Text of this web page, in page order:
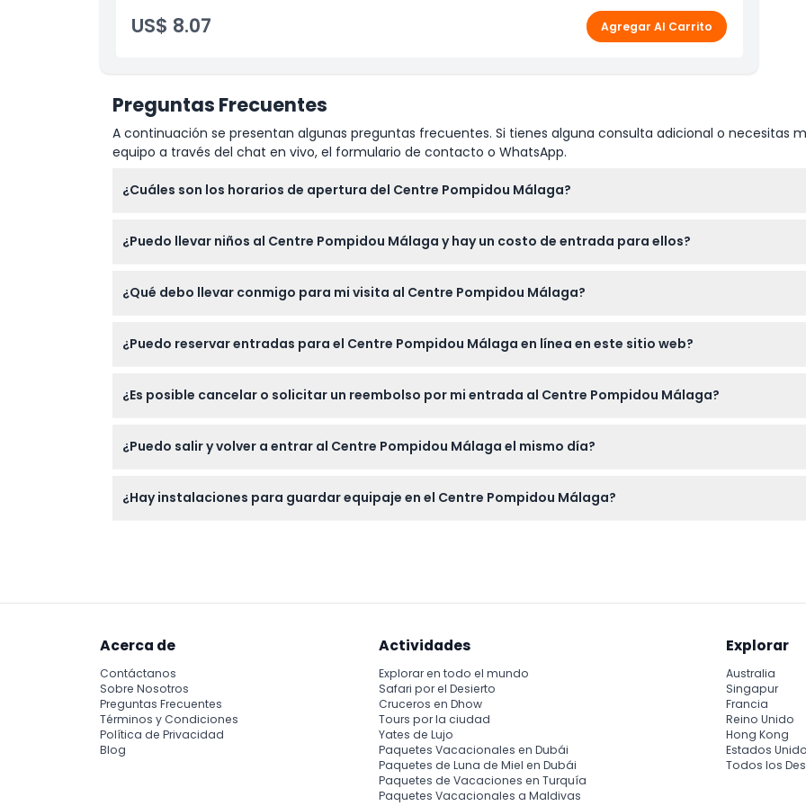
Cosas a Saber
Cómo Llegar
US$ 8.07 Agregar Al Carrito
Preguntas Frecuentes
A continuación se presentan algunas preguntas frecuentes. Si tienes alguna consulta adicional o necesitas
equipo a través del chat en vivo, el formulario de contacto o WhatsApp.
¿Cuáles son los horarios de apertura del Centre Pompidou Málaga?
los martes, el 25 de diciembre y el 1 de enero (sujeto a cambios — por favor confirme al momento de la
¿Puedo llevar niños al Centre Pompidou Málaga y hay un costo de entrada para ellos?
la familia.
¿Qué debo llevar conmigo para mi visita al Centre Pompidou Málaga?
prohibidos objetos como botellas, punteros láser y otros materiales peligrosos.
¿Puedo reservar entradas para el Centre Pompidou Málaga en línea en este sitio web?
experiencia de reserva fácil y segura.
¿Es posible cancelar o solicitar un reembolso por mi entrada al Centre Pompidou Málaga?
¿Puedo salir y volver a entrar al Centre Pompidou Málaga el mismo día?
¿Hay instalaciones para guardar equipaje en el Centre Pompidou Málaga?
Acerca de
Contáctanos
Sobre Nosotros
Preguntas Frecuentes
Términos y Condiciones
Política de Privacidad
Blog
Actividades
Explorar en todo el mundo
Safari por el Desierto
Cruceros en Dhow
Tours por la ciudad
Yates de Lujo
Paquetes Vacacionales en Dubái
Paquetes de Luna de Miel en Dubái
Paquetes de Vacaciones en Turquía
Paquetes Vacacionales a Maldivas
Explorar
Australia
Singapur
Francia
Reino Unido
Hong Kong
Estados
Todos los